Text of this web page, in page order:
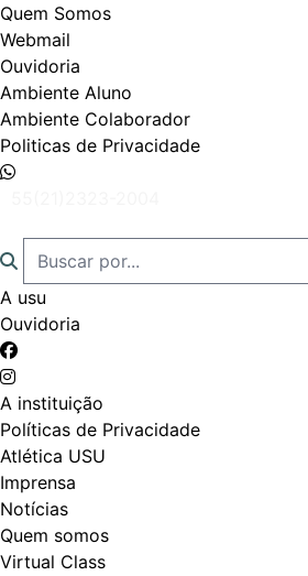
Quem Somos
Webmail
Ouvidoria
Ambiente Aluno
Ambiente Colaborador
Politicas de Privacidade
A usu
Ouvidoria
A instituição
Políticas de Privacidade
Atlética USU
Imprensa
Notícias
Quem somos
Virtual Class